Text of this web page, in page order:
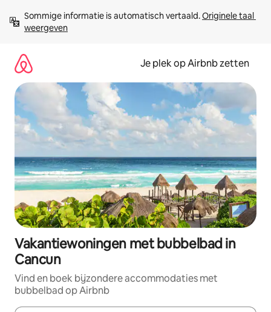
direct
naar
Sommige informatie is automatisch vertaald. Originele taal
weergeven
Je plek op Airbnb zetten
Vakantiewoningen met bubbelbad in
Cancun
Vind en boek bijzondere accommodaties met
bubbelbad op Airbnb